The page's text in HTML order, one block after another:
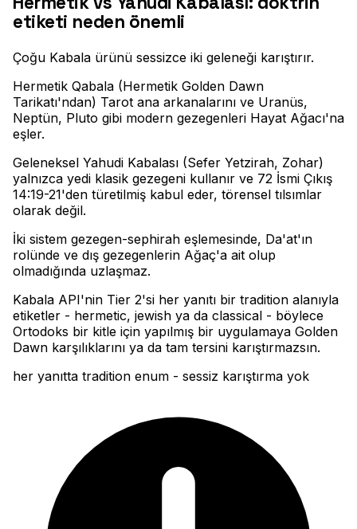
etiketi neden önemli
Çoğu Kabala ürünü sessizce iki geleneği karıştırır.
Hermetik Qabala (Hermetik Golden Dawn
Tarikatı'ndan) Tarot ana arkanalarını ve Uranüs,
Neptün, Pluto gibi modern gezegenleri Hayat Ağacı'na
eşler.
Geleneksel Yahudi Kabalası (Sefer Yetzirah, Zohar)
yalnızca yedi klasik gezegeni kullanır ve 72 İsmi Çıkış
14:19-21'den türetilmiş kabul eder, törensel tılsımlar
olarak değil.
İki sistem gezegen-sephirah eşlemesinde, Da'at'ın
rolünde ve dış gezegenlerin Ağaç'a ait olup
olmadığında uzlaşmaz.
Kabala API'nin Tier 2'si her yanıtı bir tradition alanıyla
etiketler - hermetic, jewish ya da classical - böylece
Ortodoks bir kitle için yapılmış bir uygulamaya Golden
Dawn karşılıklarını ya da tam tersini karıştırmazsın.
her yanıtta tradition enum - sessiz karıştırma yok